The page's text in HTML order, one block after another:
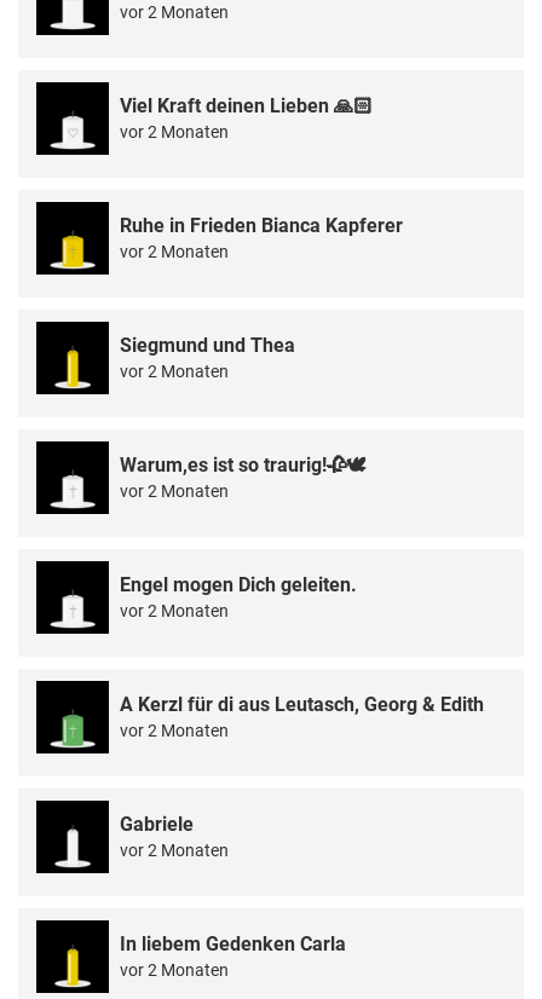
vor 2 Monaten
Viel Kraft deinen Lieben 🙏🏻
vor 2 Monaten
Ruhe in Frieden Bianca Kapferer
vor 2 Monaten
Siegmund und Thea
vor 2 Monaten
Warum,es ist so traurig!🥀🕊
vor 2 Monaten
Engel mogen Dich geleiten.
vor 2 Monaten
A Kerzl für di aus Leutasch, Georg & Edith
vor 2 Monaten
Gabriele
vor 2 Monaten
In liebem Gedenken Carla
vor 2 Monaten